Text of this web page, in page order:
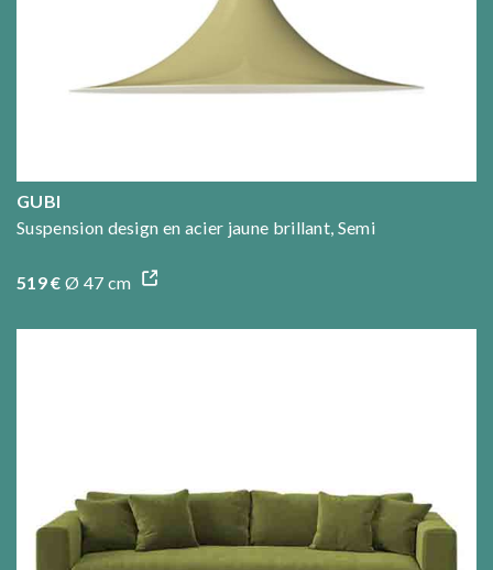
GUBI
Suspension design en acier jaune brillant, Semi
519 € Ø 47 cm